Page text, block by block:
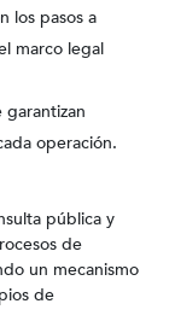
los pasos a
marco legal
garantizan
operación.
pública y
de
un mecanismo
de